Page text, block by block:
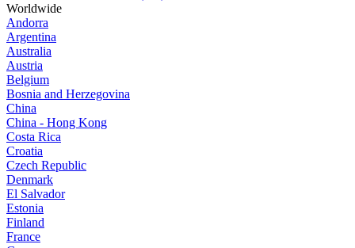
Worldwide
Andorra
Argentina
Australia
Austria
Belgium
Bosnia and Herzegovina
China
China - Hong Kong
Costa Rica
Croatia
Czech Republic
Denmark
El Salvador
Estonia
Finland
France